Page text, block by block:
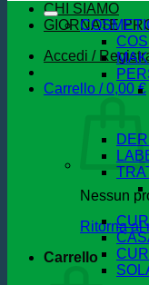
CHI SIAMO
GIORNATE
Accedi /
Carrello /0,00 €
Nessun
Ritorna al
Carrello